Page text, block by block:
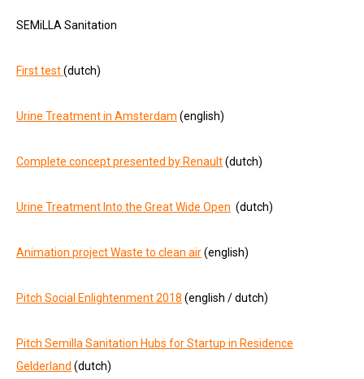
SEMiLLA Sanitation
First test(dutch)
Urine Treatment in Amsterdam (english)
Complete concept presented by Renault(dutch)
Urine Treatment Into the Great Wide Open (dutch)
Animation project Waste to clean air(english)
Pitch Social Enlightenment 2018 (english / dutch)
Pitch Semilla Sanitation Hubs for Startup in Residence
Gelderland (dutch)